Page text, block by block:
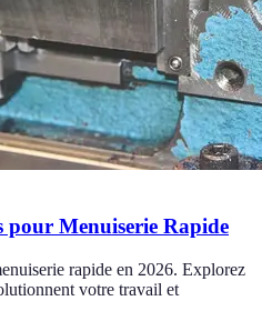
Menuiserie Rapide
rapide en 2026. Explorez
votre travail et